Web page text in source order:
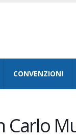
CONVENZIONI
Carlo